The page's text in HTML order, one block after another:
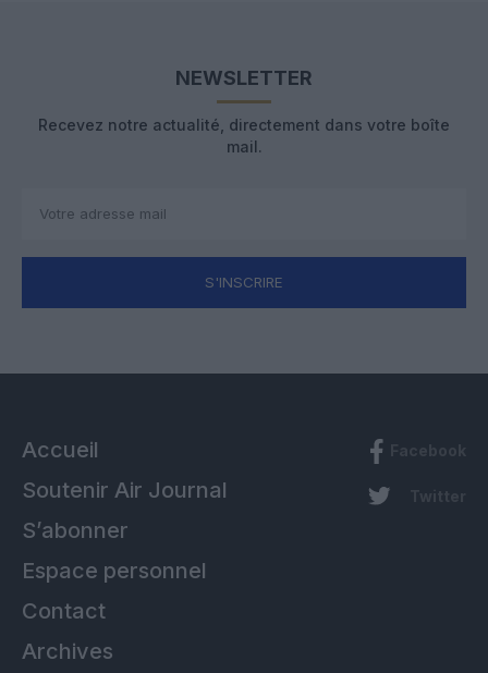
NEWSLETTER
Recevez notre actualité, directement dans votre boîte
mail.
S'INSCRIRE
Accueil
Soutenir Air Journal
S’abonner
Espace personnel
Contact
Archives